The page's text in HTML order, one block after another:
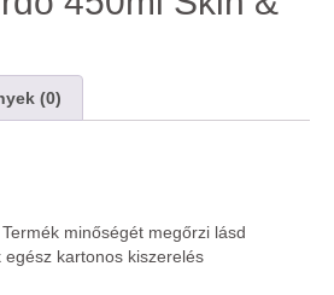
(0)
minőségét megőrzi lásd
kartonos kiszerelés